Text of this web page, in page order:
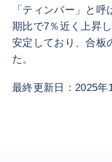
「ティンバー」と
期比で7％近く上昇
安定しており、合板
た。
最終更新日：2025年